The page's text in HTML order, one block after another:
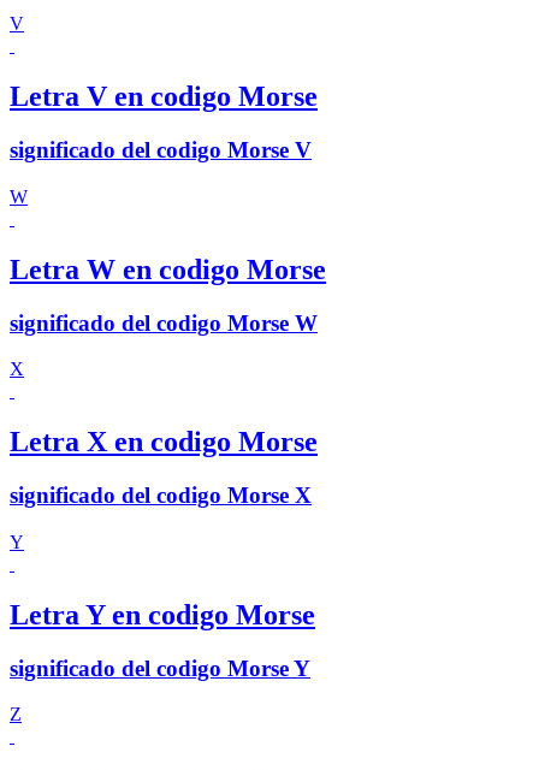
V
Letra V en codigo Morse
significado del codigo Morse V
W
Letra W en codigo Morse
significado del codigo Morse W
X
Letra X en codigo Morse
significado del codigo Morse X
Y
Letra Y en codigo Morse
significado del codigo Morse Y
Z